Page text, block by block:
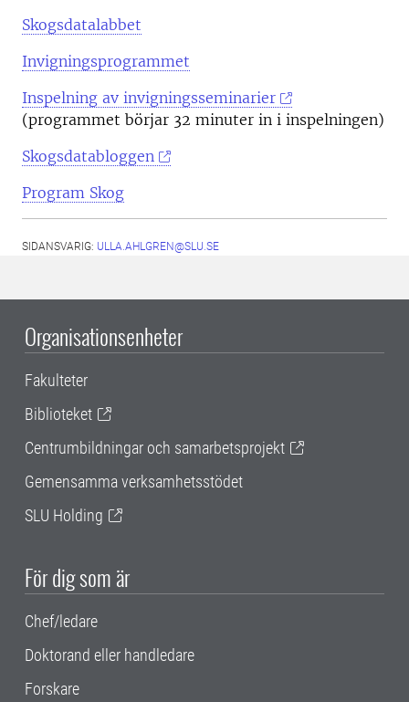
Skogsdatalabbet
Invigningsprogrammet
Inspelning av invigningsseminarier
(programmet börjar 32 minuter in i inspelningen)
Skogsdatabloggen
Program Skog
SIDANSVARIG: ULLA.AHLGREN@SLU.SE
Organisationsenheter
Fakulteter
Biblioteket
Centrumbildningar och samarbetsprojekt
Gemensamma verksamhetsstödet
SLU Holding
För dig som är
Chef/ledare
Doktorand eller handledare
Forskare